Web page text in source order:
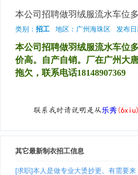
本公司招聘做羽绒服流水车位
类别： 招工 地区：广州海珠区 发布日
本公司招聘做羽绒服流水车位
价高。自产自销。厂在广州大
拖欠，联系电话18148907369
其它最新制衣招工信息
[求职]本人是做专业大烫抄更。有需要来